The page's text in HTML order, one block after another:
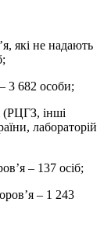
які не надають
3 682 особи;
(РЦГЗ, інші
лабораторій
– 137 осіб;
– 1 243